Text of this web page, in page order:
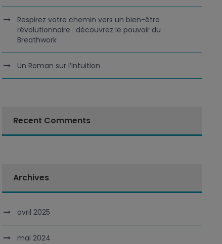
Respirez votre chemin vers un bien-être
révolutionnaire : découvrez le pouvoir du
Breathwork
Un Roman sur l’Intuition
Recent Comments
Archives
avril 2025
mai 2024